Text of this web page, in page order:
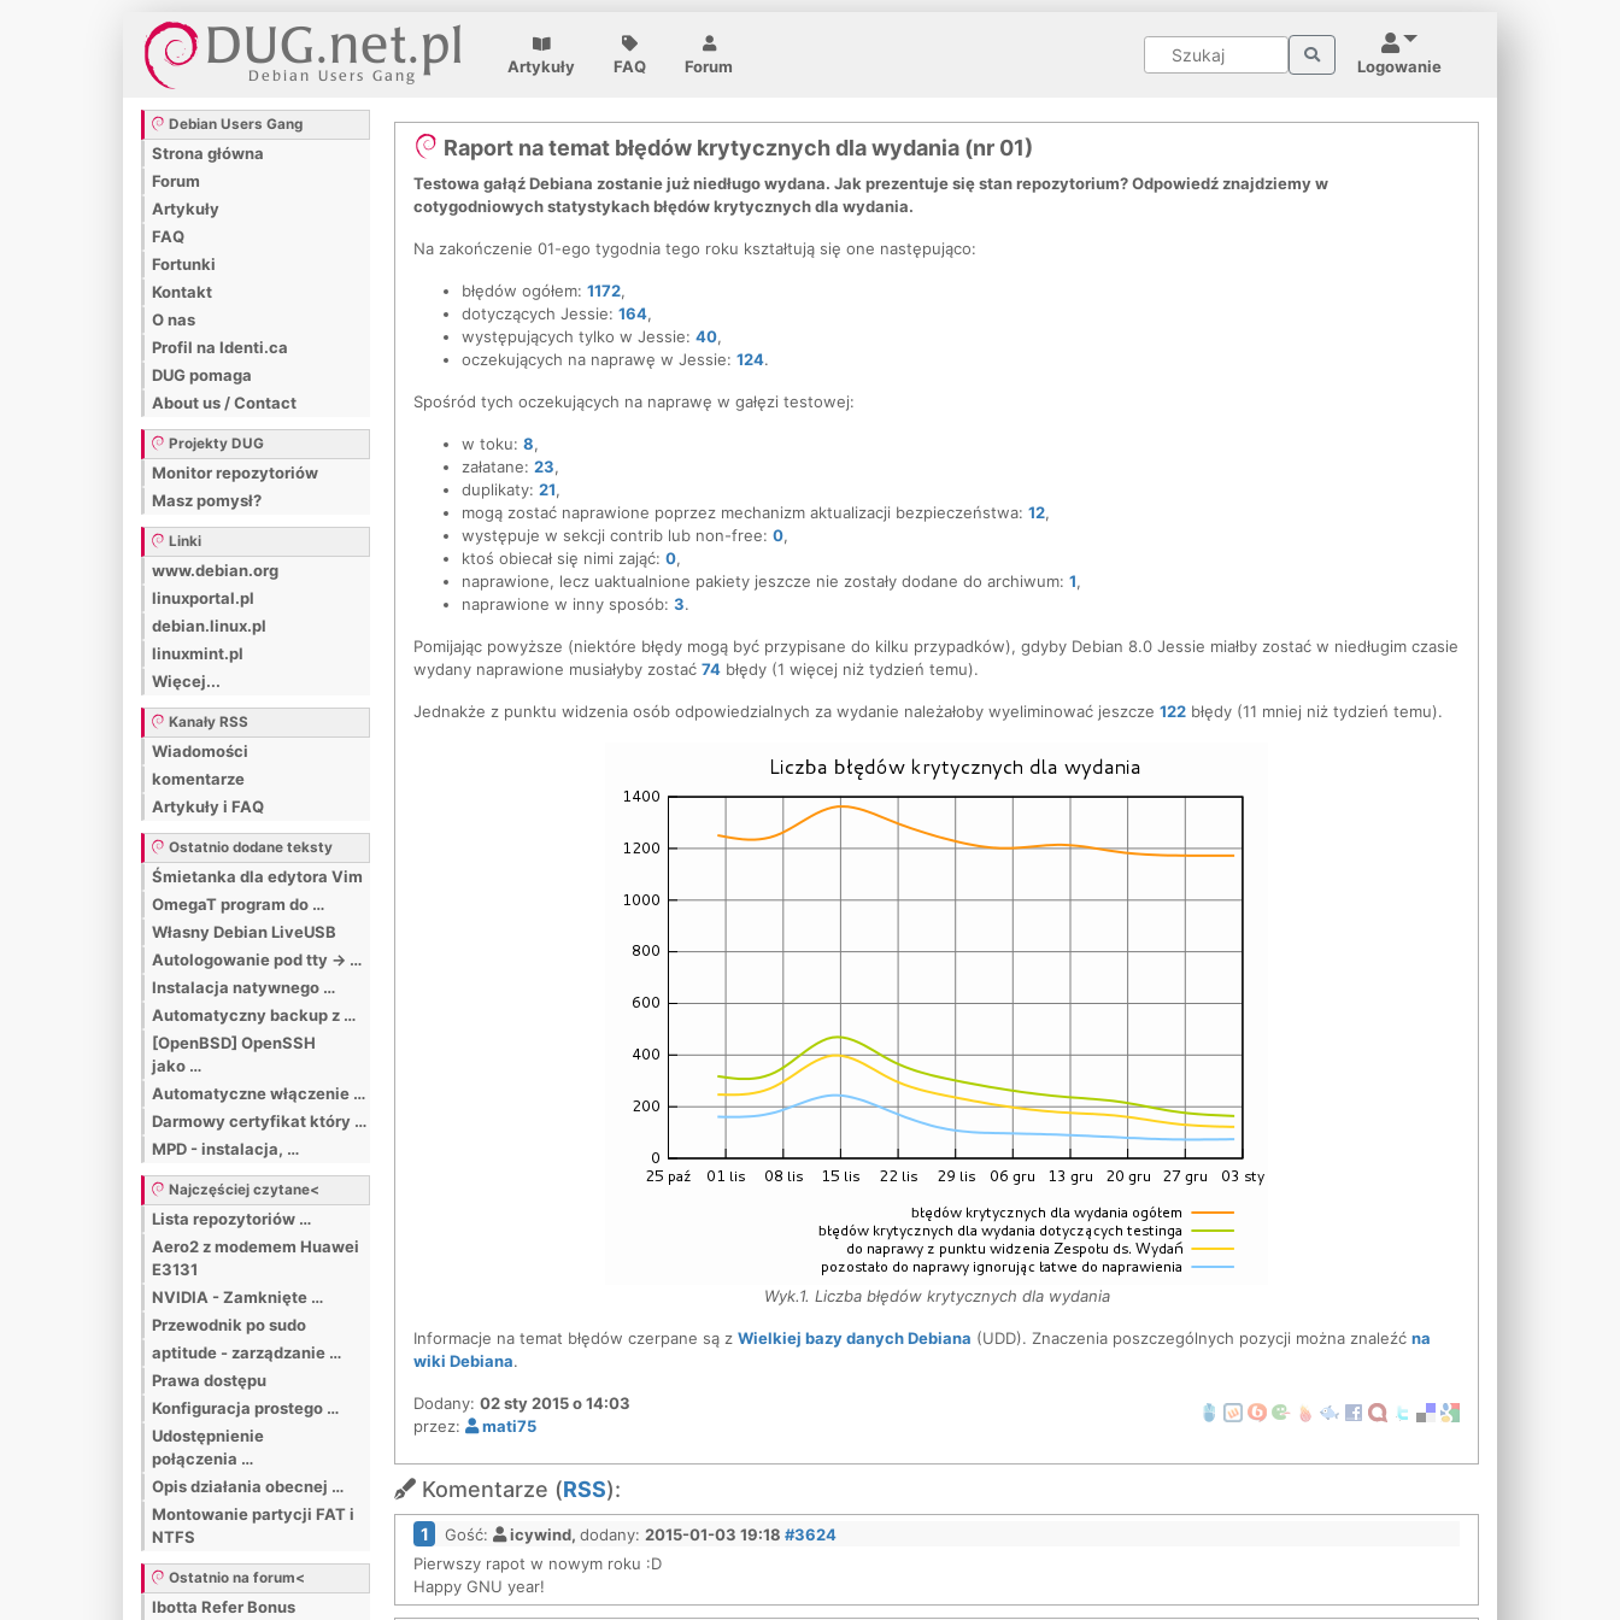
Logowanie
Artykuły FAQ Forum
Debian Users Gang
Strona główna
Forum
Artykuły
FAQ
Fortunki
Kontakt
O nas
Profil na Identi.ca
DUG pomaga
About us / Contact
Projekty DUG
Monitor repozytoriów
Masz pomysł?
Linki
www.debian.org
linuxportal.pl
debian.linux.pl
linuxmint.pl
Więcej...
Kanały RSS
Wiadomości
komentarze
Artykuły i FAQ
Ostatnio dodane teksty
Śmietanka dla edytora Vim
OmegaT program do …
Własny Debian LiveUSB
Autologowanie pod tty -> …
Instalacja natywnego …
Automatyczny backup z …
[OpenBSD] OpenSSH
jako …
Automatyczne włączenie …
Darmowy certyfikat który …
MPD - instalacja, …
Najczęściej czytane<
Lista repozytoriów …
Aero2 z modemem Huawei
E3131
NVIDIA - Zamknięte …
Przewodnik po sudo
aptitude - zarządzanie …
Prawa dostępu
Konfiguracja prostego …
Udostępnienie
połączenia …
Opis działania obecnej …
Montowanie partycji FAT i
NTFS
Ostatnio na forum<
Ibotta Refer Bonus
Raport na temat błędów krytycznych dla wydania (nr 01)
Testowa gałąź Debiana zostanie już niedługo wydana. Jak prezentuje się stan repozytorium? Odpowiedź znajdziemy w
cotygodniowych statystykach błędów krytycznych dla wydania.
Na zakończenie 01-ego tygodnia tego roku kształtują się one następująco:
błędów ogółem: 1172,
dotyczących Jessie: 164,
występujących tylko w Jessie: 40,
oczekujących na naprawę w Jessie: 124.
Spośród tych oczekujących na naprawę w gałęzi testowej:
w toku: 8,
załatane: 23,
duplikaty: 21,
mogą zostać naprawione poprzez mechanizm aktualizacji bezpieczeństwa: 12,
występuje w sekcji contrib lub non-free: 0,
ktoś obiecał się nimi zająć: 0,
naprawione, lecz uaktualnione pakiety jeszcze nie zostały dodane do archiwum: 1,
naprawione w inny sposób: 3.
Pomijając powyższe (niektóre błędy mogą być przypisane do kilku przypadków), gdyby Debian 8.0 Jessie miałby zostać w niedługim czasie
wydany naprawione musiałyby zostać 74 błędy (1 więcej niż tydzień temu).
Jednakże z punktu widzenia osób odpowiedzialnych za wydanie należałoby wyeliminować jeszcze 122 błędy (11 mniej niż tydzień temu).
Wyk.1. Liczba błędów krytycznych dla wydania
Informacje na temat błędów czerpane są z Wielkiej bazy danych Debiana (UDD). Znaczenia poszczególnych pozycji można znaleźć na
wiki Debiana.
Dodany: 02 sty 2015 o 14:03
przez:
mati75
Komentarze (RSS):
1 Gość: icywind,dodany: 2015-01-03 19:18#3624
Pierwszy rapot w nowym roku :D
Happy GNU year!